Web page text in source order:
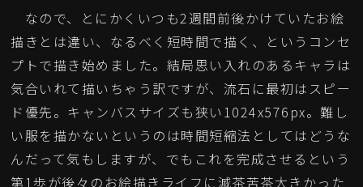
なので、とにかくいつも2週間前後かけていたお絵
描きとは違い、なるべく短時間で描く、というコンセ
プトで描き始めました。結局思い入れのあるキャラは
気合いれて描いちゃう訳ですが、流石に最初はスピー
ド優先。キャンバスサイズも狭い1024x576px。難し
い服を描かないというのは時間短縮法としてはどうな
んだって気もしますが、でもこれを完成させるという
第1歩が後々のお絵描きライフに滅茶苦茶大きかった